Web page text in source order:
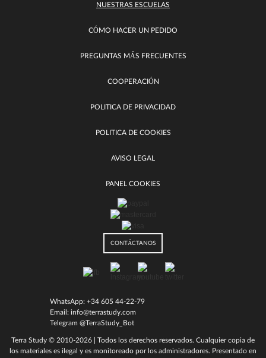
NUESTRAS ESCUELAS
CÓMO HACER UN PEDIDO
PREGUNTAS MÁS FRECUENTES
COOPERACIÓN
POLITICA DE PRIVACIDAD
POLITICA DE COOKIES
AVISO LEGAL
PANEL COOKIES
CONTÁCTANOS
WhatsApp: +34 605 44-22-79
Email: info@terrastudy.com
Telegram @TerraStudy_Bot
Terra Study © 2010-2026 | Todos los derechos reservados. Cualquier copia de
los materiales es ilegal y es monitoreado por los administradores. Presentado en